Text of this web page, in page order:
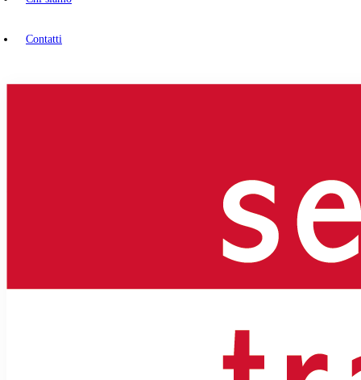
Contatti
confidenziale e non saranno trasmessi a